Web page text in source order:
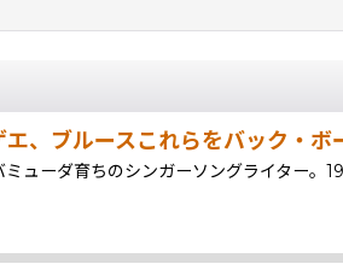
、ブルースこれらをバック・ボ
ューダ育ちのシンガーソングライター